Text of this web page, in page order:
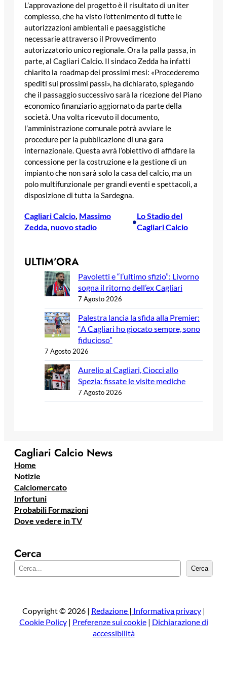
L’approvazione del progetto è il risultato di un iter
complesso, che ha visto l’ottenimento di tutte le
autorizzazioni ambientali e paesaggistiche
necessarie attraverso il Provvedimento
autorizzatorio unico regionale. Ora la palla passa, in
parte, al Cagliari Calcio. Il sindaco Zedda ha infatti
chiarito la roadmap dei prossimi mesi: «Procederemo
spediti sui prossimi passi», ha dichiarato, spiegando
che il passaggio successivo sarà la ricezione del Piano
economico finanziario aggiornato da parte della
società. Una volta ricevuto il documento,
l’amministrazione comunale potrà avviare le
procedure per la pubblicazione di una gara
internazionale. Questa avrà l’obiettivo di affidare la
concessione per la costruzione e la gestione di un
impianto che non sarà solo la casa del calcio, ma un
polo multifunzionale per grandi eventi e spettacoli, a
disposizione di tutta la Sardegna.
Cagliari Calcio, Massimo
Zedda, nuovo stadio
•
Lo Stadio del
Cagliari Calcio
ULTIM’ORA
Pavoletti e “l’ultimo sfizio”: Livorno
sogna il ritorno dell’ex Cagliari
7 Agosto 2026
Palestra lancia la sfida alla Premier:
“A Cagliari ho giocato sempre, sono
fiducioso”
7 Agosto 2026
Aurelio al Cagliari, Ciocci allo
Spezia: fissate le visite mediche
7 Agosto 2026
Cagliari Calcio News
Home
Notizie
Calciomercato
Infortuni
Probabili Formazioni
Dove vedere in TV
Cerca
e
a
Cerca
Copyright © 2026 | Redazione | Informativa privacy|
Cookie Policy| Preferenze sui cookie| Dichiarazione di
accessibilità